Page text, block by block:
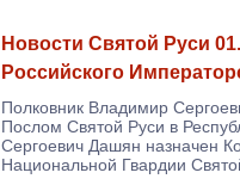
Новости Святой Руси
Российского
Полковник Владимир
Послом Святой Руси в
Сергоевич Дашян назначен
Национальной Гвардии